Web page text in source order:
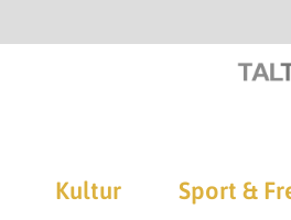
Kultur Sport &